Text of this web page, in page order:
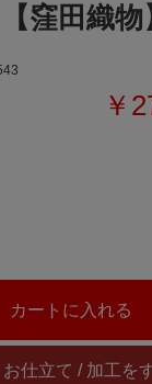
窪田織物
￥
お仕立て / 加工を